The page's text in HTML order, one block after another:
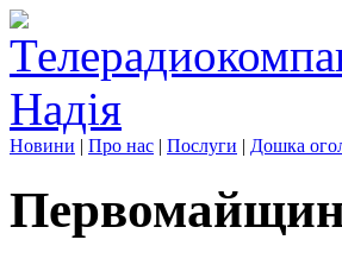
Новини | Про нас | Послуги | Дошка